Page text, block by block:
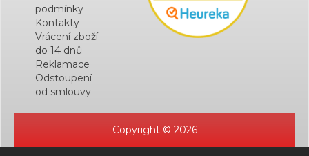
podmínky
Kontakty
Vrácení zboží
do 14 dnů
Reklamace
Odstoupení
od smlouvy
Copyright © 2026